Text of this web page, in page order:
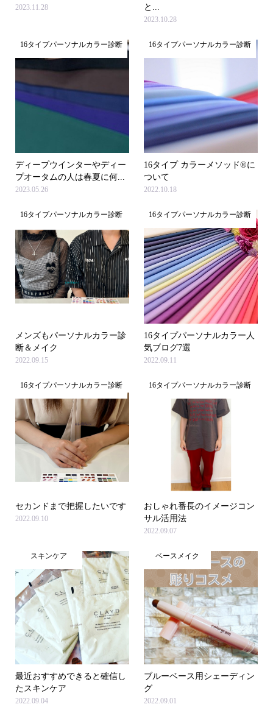
2023.11.28
と...
2023.10.28
16タイプパーソナルカラー診断
ディープウインターやディー
プオータムの人は春夏に何...
2023.05.26
16タイプパーソナルカラー診断
16タイプ カラーメソッド®に
ついて
2022.10.18
16タイプパーソナルカラー診断
メンズもパーソナルカラー診
断＆メイク
2022.09.15
16タイプパーソナルカラー診断
16タイプパーソナルカラー人
気ブログ7選
2022.09.11
16タイプパーソナルカラー診断
セカンドまで把握したいです
2022.09.10
16タイプパーソナルカラー診断
おしゃれ番長のイメージコン
サル活用法
2022.09.07
スキンケア
最近おすすめできると確信し
たスキンケア
2022.09.04
ベースメイク
ブルーベース用シェーディン
グ
2022.09.01